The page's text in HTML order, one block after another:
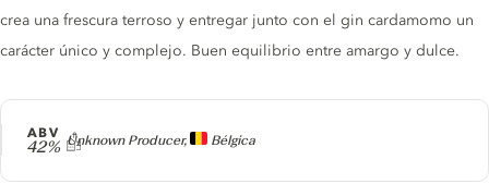
Producer
Unknown Producer, Bélgica
ABV
42%
crea una frescura terroso y entregar junto con el gin cardamomo un
carácter único y complejo. Buen equilibrio entre amargo y dulce.